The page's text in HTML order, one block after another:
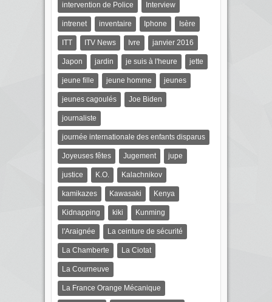
intervention de Police Interview
intrenet inventaire Iphone Isère
ITT ITV News Ivre janvier 2016
Japon jardin je suis à l'heure jette
jeune fille jeune homme jeunes
jeunes cagoulés Joe Biden
journaliste
journée internationale des enfants disparus
Joyeuses fêtes Jugement jupe
justice K.O. Kalachnikov
kamikazes Kawasaki Kenya
Kidnapping kiki Kunming
l'Araignée La ceinture de sécurité
La Chamberte La Ciotat
La Courneuve
La France Orange Mécanique